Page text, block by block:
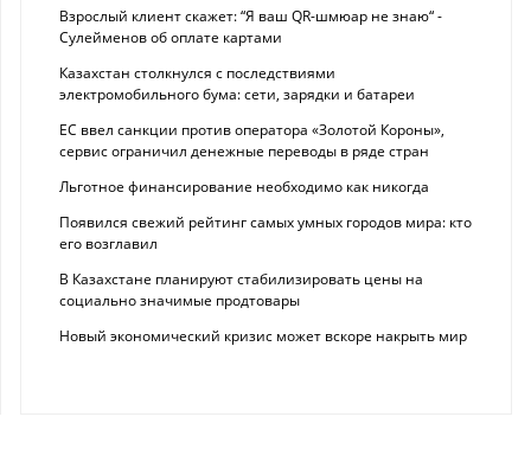
Взрослый клиент скажет: “Я ваш QR-шмюар не знаю“ -
Сулейменов об оплате картами
Казахстан столкнулся с последствиями
электромобильного бума: сети, зарядки и батареи
ЕС ввел санкции против оператора «Золотой Короны»,
сервис ограничил денежные переводы в ряде стран
Льготное финансирование необходимо как никогда
Появился свежий рейтинг самых умных городов мира: кто
его возглавил
В Казахстане планируют стабилизировать цены на
социально значимые продтовары
Новый экономический кризис может вскоре накрыть мир